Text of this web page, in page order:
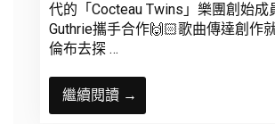
代的「Cocteau Twins」樂團創始成
Guthrie攜手合作🙌🏻歌曲傳達創作
倫布去探 …
繼續閱讀 →